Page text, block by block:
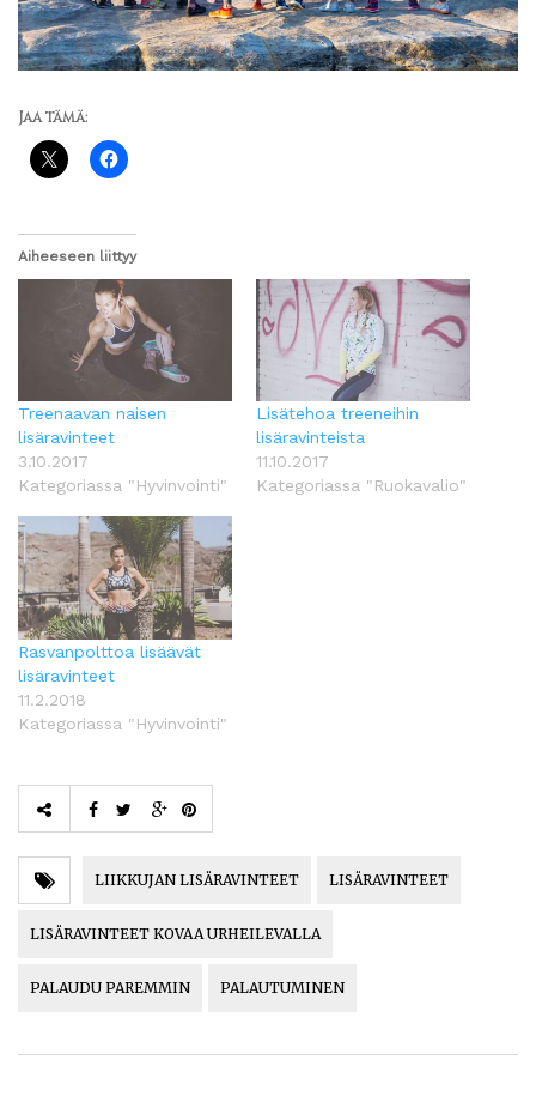
Jaa tämä:
Aiheeseen liittyy
Treenaavan naisen
lisäravinteet
3.10.2017
Kategoriassa "Hyvinvointi"
Lisätehoa treeneihin
lisäravinteista
11.10.2017
Kategoriassa "Ruokavalio"
Rasvanpolttoa lisäävät
lisäravinteet
11.2.2018
Kategoriassa "Hyvinvointi"
LIIKKUJAN LISÄRAVINTEET LISÄRAVINTEET
LISÄRAVINTEET KOVAA URHEILEVALLA
PALAUDU PAREMMIN PALAUTUMINEN